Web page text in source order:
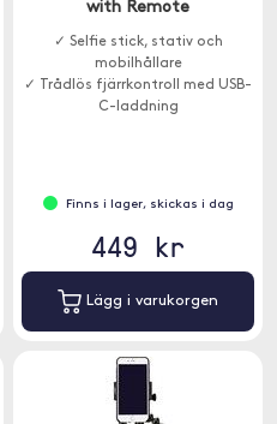
with Remote
✓ Selfie stick, stativ och
mobilhållare
✓ Trådlös fjärrkontroll med USB-
C-laddning
Finns i lager, skickas i dag
449 kr
Lägg i varukorgen